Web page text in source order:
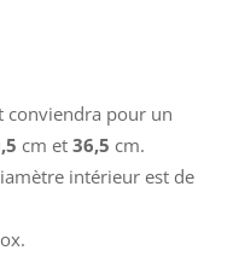
conviendra pour un
cm et 36,5 cm.
intérieur est de